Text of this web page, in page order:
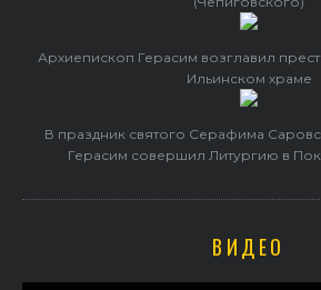
Архиепископ Герасим возглавил
Ильинском храме
В праздник святого Серафима
Герасим совершил Литургию в
ВИДЕО